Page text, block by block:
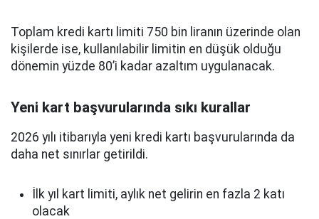
Toplam kredi kartı limiti 750 bin liranın üzerinde olan
kişilerde ise, kullanılabilir limitin en düşük olduğu
dönemin yüzde 80’i kadar azaltım uygulanacak.
Yeni kart başvurularında sıkı kurallar
2026 yılı itibarıyla yeni kredi kartı başvurularında da
daha net sınırlar getirildi.
İlk yıl kart limiti, aylık net gelirin en fazla 2 katı
olacak